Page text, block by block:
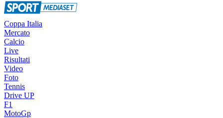
Coppa Italia
Mercato
Calcio
Live
Risultati
Video
Foto
Tennis
Drive UP
F1
MotoGp